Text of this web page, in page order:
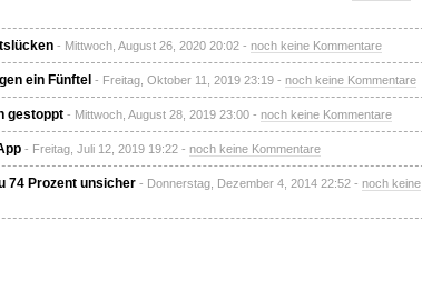
- Mittwoch, August 26, 2020 20:02 - noch keine Kommentare
ein Fünftel - Freitag, Oktober 11, 2019 23:19 - noch keine Kommentare
gestoppt - Mittwoch, August 28, 2019 23:00 - noch keine Kommentare
- Freitag, Juli 12, 2019 19:22 - noch keine Kommentare
74 Prozent unsicher - Donnerstag, Dezember 4, 2014 22:52 - noch keine